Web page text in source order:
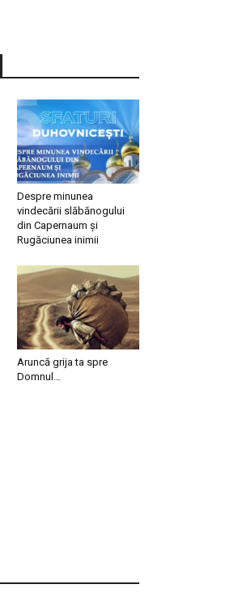
Despre minunea
vindecării slăbănogului
din Capernaum și
Rugăciunea inimii
Aruncă grija ta spre
Domnul…